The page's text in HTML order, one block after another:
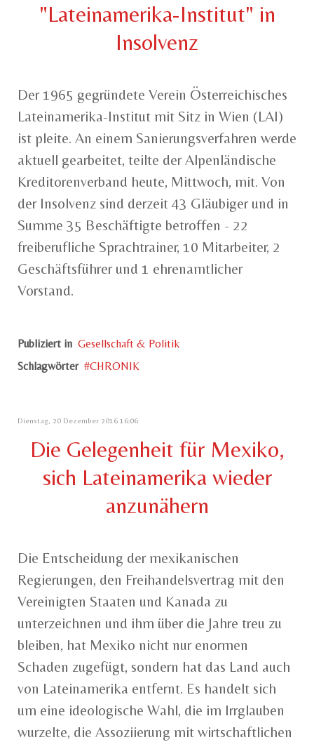
"Lateinamerika-Institut" in
Insolvenz
Der 1965 gegründete Verein Österreichisches
Lateinamerika-Institut mit Sitz in Wien (LAI)
ist pleite. An einem Sanierungsverfahren werde
aktuell gearbeitet, teilte der Alpenländische
Kreditorenverband heute, Mittwoch, mit. Von
der Insolvenz sind derzeit 43 Gläubiger und in
Summe 35 Beschäftigte betroffen - 22
freiberufliche Sprachtrainer, 10 Mitarbeiter, 2
Geschäftsführer und 1 ehrenamtlicher
Vorstand.
Publiziert in Gesellschaft & Politik
Schlagwörter
CHRONIK
Dienstag, 20 Dezember 2016 16:06
Die Gelegenheit für Mexiko,
sich Lateinamerika wieder
anzunähern
Die Entscheidung der mexikanischen
Regierungen, den Freihandelsvertrag mit den
Vereinigten Staaten und Kanada zu
unterzeichnen und ihm über die Jahre treu zu
bleiben, hat Mexiko nicht nur enormen
Schaden zugefügt, sondern hat das Land auch
von Lateinamerika entfernt. Es handelt sich
um eine ideologische Wahl, die im Irrglauben
wurzelte, die Assoziierung mit wirtschaftlichen